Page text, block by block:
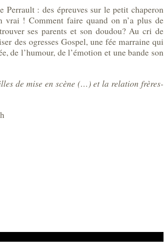
: des épreuves sur le petit chaperon
vrai ! Comment faire quand on n’a plus de
ses parents et son doudou? Au cri de
des ogresses Gospel, une fée marraine qui
de l’humour, de l’émotion et une bande son
de mise en scène (…) et la relation frères-